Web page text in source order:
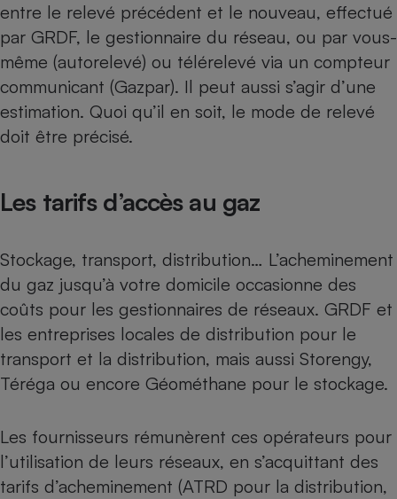
entre le relevé précédent et le nouveau, effectué
par GRDF, le gestionnaire du réseau, ou par vous-
même (autorelevé) ou télérelevé via un compteur
communicant (Gazpar). Il peut aussi s’agir d’une
estimation. Quoi qu’il en soit, le mode de relevé
doit être précisé.
Les tarifs d’accès au gaz
Stockage, transport, distribution… L’acheminement
du gaz jusqu’à votre domicile occasionne des
coûts pour les gestionnaires de réseaux. GRDF et
les entreprises locales de distribution pour le
transport et la distribution, mais aussi Storengy,
Téréga ou encore Géométhane pour le stockage.
Les fournisseurs rémunèrent ces opérateurs pour
l’utilisation de leurs réseaux, en s’acquittant des
tarifs d’acheminement (ATRD pour la distribution,